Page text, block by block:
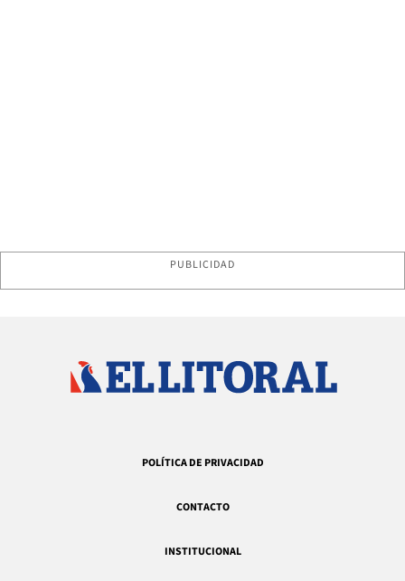
PUBLICIDAD
POLÍTICA DE PRIVACIDAD
CONTACTO
INSTITUCIONAL